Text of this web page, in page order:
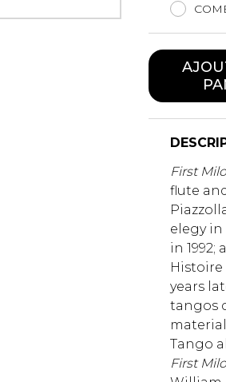
First
flute
elegy in
in 1992;
Histoire
years
tangos
material
Tango
First